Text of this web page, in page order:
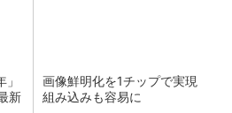
新
画像鮮明化を1チップで実現
組み込みも容易に